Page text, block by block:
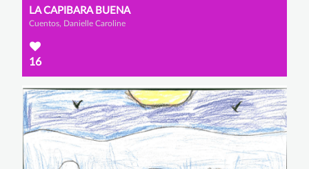
LA CAPIBARA BUENA
Cuentos, Danielle Caroline
16